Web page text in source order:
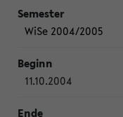
WiSe 2004/2005
11.10.2004